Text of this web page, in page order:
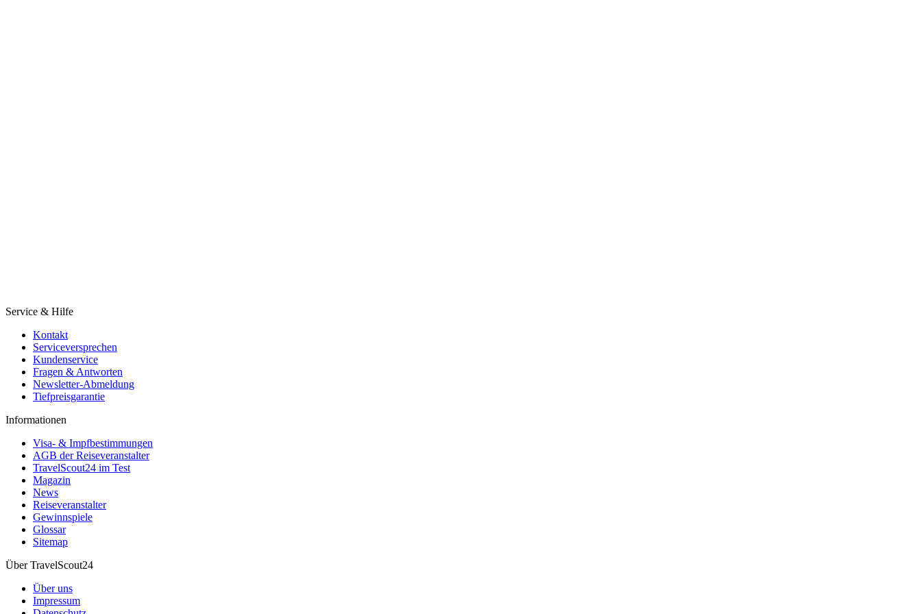
Service & Hilfe
Kontakt
Serviceversprechen
Kundenservice
Fragen & Antworten
Newsletter-Abmeldung
Tiefpreisgarantie
Informationen
Visa- & Impfbestimmungen
AGB der Reiseveranstalter
TravelScout24 im Test
Magazin
News
Reiseveranstalter
Gewinnspiele
Glossar
Sitemap
Über TravelScout24
Über uns
Impressum